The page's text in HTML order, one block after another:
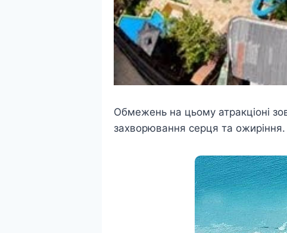
Обмежень на цьому атракціоні
захворювання серця та